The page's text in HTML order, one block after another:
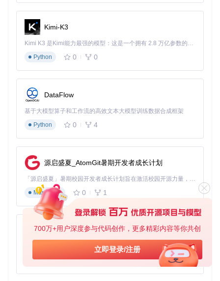
700万+用户深度参与代码创作，更多精彩内容等你共创
立即登录/注册
在开始使用3DS FBI Link之前，需要确保你的Mac设备满足以
下要求：
macOS 10.12或更高版本
Xcode开发环境
安装步骤
cd
安装项目依赖：
打开Xcode工作区：
在Xcode中编译并运行项目，或直接构建应用程序后拖拽
到应用程序文件夹。
3DS设备配置
在3DS上打开FBI应用（FBI是3DS平台上的一款安装器应
用，用于安装CIA格式的应用和游戏）
导航至「Remote Install」→「Receive URLs」
记录3DS显示的IP地址和端口号，用于在3DS FBI Link中
建立连接
高效文件传输：三种操作方式详解
拖放传输法
Kimi-K3
Kimi K3 是Kimi能力最强的模型：这是一个拥有 2.8 万亿参数的混合专家（MoE）模型，具备原生视觉理解能力，并支持 100 万 token 的上下文窗口。
Python
0 0
DataFlow
基于大模型算子和工作流的高效文本大模型训练数据合成框架
Python
0 4
源启盛夏_AtomGit暑期开发者成长计划
「源启盛夏」暑期校园开发者成长计划旨在激活校园开源力量，通过积分激励、认证扶持、资源倾斜等形式，引导高校组织和开发者完成「入驻 — 建项目 — 做贡献 — 获认证 — 得资源」的完整闭环。无论你是想带领社团入驻平台的组织者，还是希望用代码贡献证明自己的开发者，都能在这里找到属于你的成长路径。
Markdown
0 1
py-xiaozhi
基于Python的Xiaozhi AI，适用于想要完整Xiaozhi体验而无需拥有专用硬件的用户。
Python
0 1